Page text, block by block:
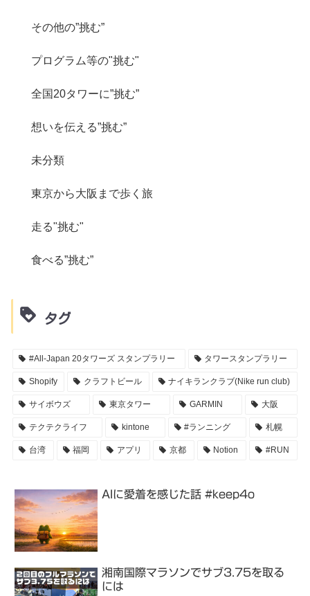
その他の”挑む”
プログラム等の"挑む"
全国20タワーに”挑む”
想いを伝える”挑む”
未分類
東京から大阪まで歩く旅
走る"挑む"
食べる”挑む”
タグ
#All-Japan 20タワーズ スタンプラリー タワースタンプラリー
Shopify クラフトビール ナイキランクラブ(Nike run club)
サイボウズ 東京タワー GARMIN 大阪
テクテクライフ kintone #ランニング 札幌
台湾 福岡 アプリ 京都 Notion #RUN
AIに愛着を感じた話 #keep4o
湘南国際マラソンでサブ3.75を取る
には